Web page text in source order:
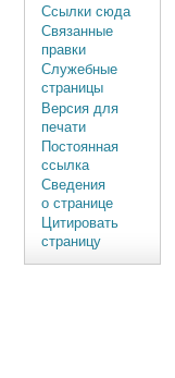
Ссылки сюда
Связанные
правки
Служебные
страницы
Версия для
печати
Постоянная
ссылка
Сведения
о странице
Цитировать
страницу